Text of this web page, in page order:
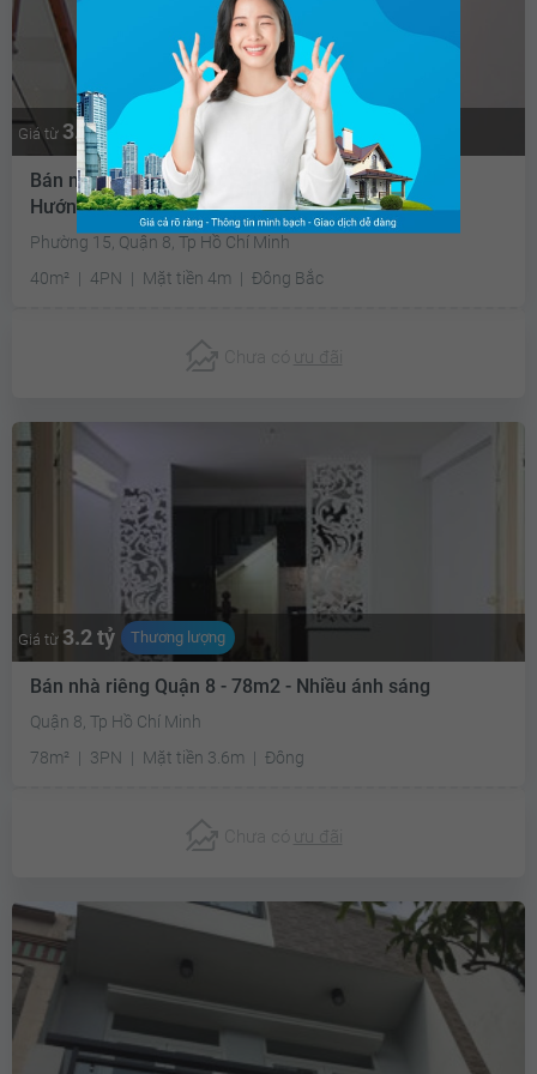
Giá từ 3.2 tỷ Thương lượng
Bán nhà riêng Nguyễn nhược Thị Quận 8 - 40m2 -
Hướng mát
Phường 15, Quận 8, Tp Hồ Chí Minh
40m²
4PN Mặt tiền 4m Đông Bắc
Chưa có ưu đãi
Giá từ 3.2 tỷ Thương lượng
Bán nhà riêng Quận 8 - 78m2 - Nhiều ánh sáng
Quận 8, Tp Hồ Chí Minh
78m²
3PN Mặt tiền 3.6m Đông
Chưa có ưu đãi